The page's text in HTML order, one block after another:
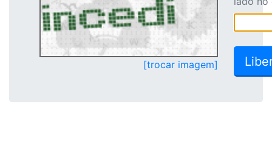
[trocar imagem]